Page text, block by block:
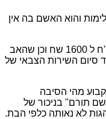
והוא האשם בה אין
האם דורשת כי המזונות יוגדלו מ 1250 ש"ח ל 1600 שח וכן שהאב
סיום השירות הצבאי של
מהי הסיבה
תורם" בניכור של
לא נאותה כלפי הבת.